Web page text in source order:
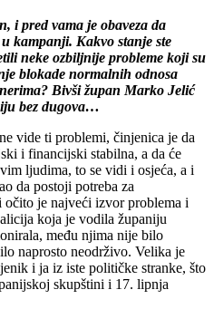
i pred vama je obaveza da
kampanji. Kakvo stanje ste
neke ozbiljnije probleme koji su
blokade normalnih odnosa
Bivši župan Marko Jelić
bez dugova…
vide ti problemi, činjenica je da
i financijski stabilna, a da će
ljudima, to se vidi i osjeća, a i
da postoji potreba za
je najveći izvor problema i
koja je vodila županiju
među njima nije bilo
naprosto neodrživo. Velika je
i ja iz iste političke stranke, što
skupštini i 17. lipnja